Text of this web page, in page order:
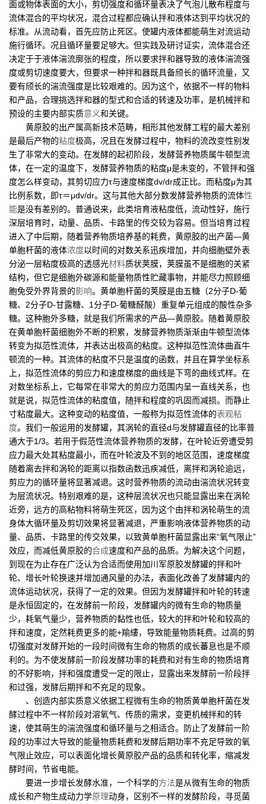
面或物体表面的大小，剪切强度和循环量表决了气泡儿散布程度与
流体混合的平均状况，混合过程都应确认拌和液体达到平均状况的
标准。从流动看，首先应防止死区。使罐内液体都能萌生对流运动
施行循环。况且循环量要足够大。但实践及研讨证实，流体混合还
决定于于液体湍流廓张的程度，所以要求拌和器导致的液体湍流强
度或剪切速度要大，但要求一种拌和器既具备颀长的循环流量，又
要有颀长的湍流强度是比较艰难的。因为这个，依据不一样的物料
和产品，合理挑选拌和器的型式和合适的转速及功率，是机械拌和
预设的主要内部实质意义和关键。
黄原胶的出产属高新技术范畴，相形其他发酵工程的最大差别
是最后产物的粘度极高，况且在发酵过程中，物料的流改变性别发
生了非常大的变动。在发酵的起初阶段，发酵营养物质属牛顿型流
体，在一定的温度下，发酵营养物质的粘度μ是未变的，不管拌和强
度怎么样变动，其剪切应力τ与速度梯度dv/dr成正比。而粘度μ为其
比例系数，即τ＝μdv/dr。这与其他大部分数发酵营养物质的流体性
能是没有差别的。普通说来，此类培育液粘度低，流动性好，施行
深层培育时，动量、品质、卡路里的传交较为容易。但当培育过程
进入了中后期，随着营养物质培养基的耗费，黄原胶的出产菌—黄
单胞杆菌的液体浓度以时间的对数关系迅疾增加，并向细胞壁外表
分泌一层粘度极高的透感光材料质状荚膜，荚膜虽不是细胞的关紧
结构，但它是细胞外碳源和能量物质性贮藏事物，并能尽力照顾细
胞免受外界背景的影响。黄单胞杆菌的荚膜是由五糖（2分子D-葡
糖、2分子D-甘露糖、1分子D-葡糖醛酸）重复单元组成的酸性杂多
糖。这种胞外多糖，就是我们所需求的产品—黄原胶。随着黄原胶
在黄单胞杆菌细胞外不断的积累，发酵营养物质渐渐由牛顿型流体
转变为拟范性流体，并表达出极高的粘度。这种拟范性流体曲直牛
顿流的一种。其流体的粘度不只是温度的函数，并且在算学坐标系
上，拟范性流体的剪应力和速度梯度的曲线是下弯的曲线式样。在
对数坐标系上，它每常在非常大的剪应力范围内呈一直线关系，也
就是说，拟范性流体的粘度值，随拌和程度的巩固而减损。而静止
寸粘度最大。这种变动的粘度值，一般称为拟范性流体的表观粘
度。我们一般运用的发酵罐，其涡轮的直径d与发酵罐直径的比率普
通大于1/3。若用于假范性流体营养物质的发酵，在叶轮近旁遭受剪
应力最大处其粘度最小，而在叶轮波及不到的地区范围，速度梯度
随着离去拌和涡轮的距离以指数函数迅疾减低，离拌和涡轮逾远，
剪应力的循环量将显著减退。这时营养物质的流动由湍流状况转变
为层流状况。特别艰难的是，这种层流状况也只能显露出来在涡轮
近旁，远方的高粘物料将萌生死区，因为这个由拌和涡轮萌生的流
身体大循环量及剪切效果将显著减退，严重影响液体营养物质的动
量、品质、卡路里的传交效果，以致黄单胞杆菌显露出来“氧气限止”
效应，而减低黄原胶的合成速度和产品的品质。为解决这个问题，
到现在为止存在广泛认为合适而使用加川军原胶发酵罐的拌和叶
轮、增长叶轮换速并增加通风量的办法，表面化改善了发酵罐内的
流体运动状况，获得了一定的效果。但因为发酵罐拌和叶轮的转速
是永恒固定的，在发酵前一阶段，发酵罐内的微有生命的物质量
少，耗氧气量少，营养物质的黏性也低，较大的拌和叶轮和较高的
拌和速度，定然耗费更多的能+羭縷，导致能量物质耗费。过高的剪
切强度对发酵开始的一段时间微有生命的物质的成长蕃息也是不顺
利的。为不使发酵前一阶段发酵功率的耗费和对有生命的物质培育
的不好影响，拌和强度遭受一定的限止，显露出来发酵前一阶段拌
和过强，发酵后期拌和不充足的现象。
、创造内部实质意义依据工程微有生命的物质黄单胞杆菌在发
酵过程中不一样阶段对溶氧气、传质的需求，变更机械拌和的转
速，使其萌生的湍流强度和循环量与之相适合。防止了发酵前一阶
段的功率过大导致的能量物质耗费和发酵后期功率不充足导致的氧
气限止效应，可以表面化增长黄原胶产品的品质和转化率，缩减发
酵时间，节省电能。
要进一步增长发酵水准，一个科学的方法是从微有生命的物质
成长和产物生成动力学原理动身，区别不一样的发酵阶段，寻觅菌